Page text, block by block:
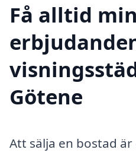
Få alltid
Götene
Att sälja en bostad